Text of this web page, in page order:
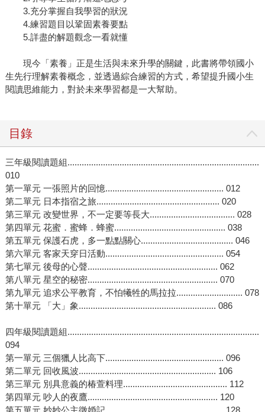
3.充分掌握自我學習的狀況
4.練習題目以鞏固素養要點
5.詳盡的解題觀念一看就懂
現今「素養」正是生活與未來升學的關鍵，此書將帶領國小
生先行理解素養概念，並透過綜合練習的方式，希望提升國小生
閱讀思維能力，對於未來學習都是一大幫助。
目錄
三年級閱讀題組.................................................................................
010
第一單元 一張照片的回憶.................................................. 012
第二單元 日本指宿之旅.................................................... 020
第三單元 改變世界，不一定要等長大.................................... 028
第四單元 花蜜．蜜蜂．蜂蜜............................................... 038
第五單元 保護石虎，多一點點關心....................................... 046
第六單元 客家天穿日活動.................................................. 054
第七單元 後母的心聲....................................................... 062
第八單元 星空的秘密....................................................... 070
第九單元 追求公平教育，不怕犧牲的馬拉拉............................ 078
第十單元 「大」象.......................................................... 086
四年級閱讀題組.................................................................................
094
第一單元 三個獵人比高下.................................................. 096
第二單元 回收風波.......................................................... 106
第三單元 別具意義的椿萱料理............................................ 112
第四單元 吵人的夜鷹....................................................... 120
第五單元 妙妙公主徵婚記.................................................. 128